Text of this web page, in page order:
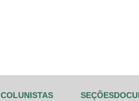
COLUNISTAS
SEÇÕES